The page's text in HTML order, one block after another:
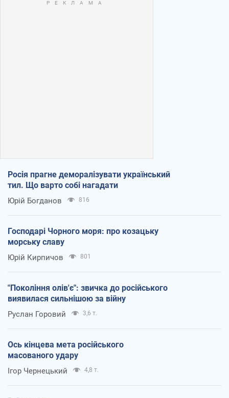
Росія прагне деморалізувати український
тил. Що варто собі нагадати
Юрій Богданов 816
Господарі Чорного моря: про козацьку
морську славу
Юрій Кирпичов 801
"Покоління олів'є": звичка до російського
виявилася сильнішою за війну
Руслан Горовий 3,6 т.
Ось кінцева мета російського
масованого удару
Ігор Чернецький 4,8 т.